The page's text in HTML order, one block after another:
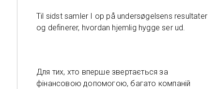
Til sidst samler I op på undersøgelsens resultater
og definerer, hvordan hjemlig hygge ser ud.
Для тих, хто вперше звертається за
фінансовою допомогою, багато компаній